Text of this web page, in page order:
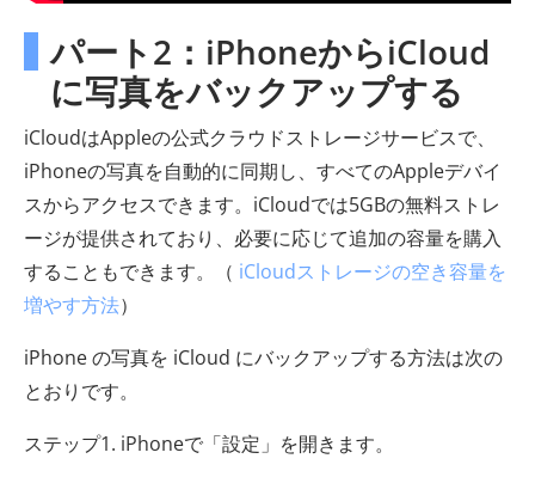
パート2：iPhoneからiCloud
に写真をバックアップする
iCloudはAppleの公式クラウドストレージサービスで、
iPhoneの写真を自動的に同期し、すべてのAppleデバイ
スからアクセスできます。iCloudでは5GBの無料ストレ
ージが提供されており、必要に応じて追加の容量を購入
することもできます。（ iCloudストレージの空き容量を
増やす方法）
iPhone の写真を iCloud にバックアップする方法は次の
とおりです。
ステップ1. iPhoneで「設定」を開きます。